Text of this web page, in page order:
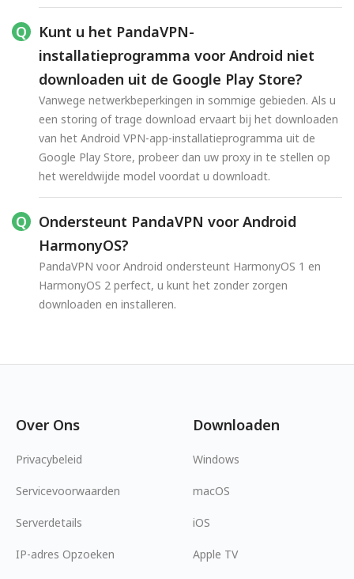
Kunt u het PandaVPN-
installatieprogramma voor Android niet
downloaden uit de Google Play Store?
Vanwege netwerkbeperkingen in sommige gebieden. Als u
een storing of trage download ervaart bij het downloaden
van het Android VPN-app-installatieprogramma uit de
Google Play Store, probeer dan uw proxy in te stellen op
het wereldwijde model voordat u downloadt.
Ondersteunt PandaVPN voor Android
HarmonyOS?
PandaVPN voor Android ondersteunt HarmonyOS 1 en
HarmonyOS 2 perfect, u kunt het zonder zorgen
downloaden en installeren.
Over Ons
Privacybeleid
Servicevoorwaarden
Serverdetails
IP-adres Opzoeken
Downloaden
Windows
macOS
iOS
Apple TV